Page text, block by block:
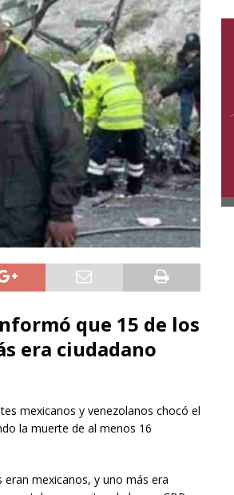
que 15 de los
era ciudadano
mexicanos y venezolanos chocó el
la muerte de al menos 16
mexicanos, y uno más era